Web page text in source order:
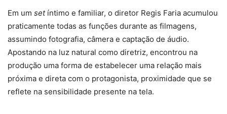
Em um set íntimo e familiar, o diretor Regis Faria acumulou
praticamente todas as funções durante as filmagens,
assumindo fotografia, câmera e captação de áudio.
Apostando na luz natural como diretriz, encontrou na
produção uma forma de estabelecer uma relação mais
próxima e direta com o protagonista, proximidade que se
reflete na sensibilidade presente na tela.